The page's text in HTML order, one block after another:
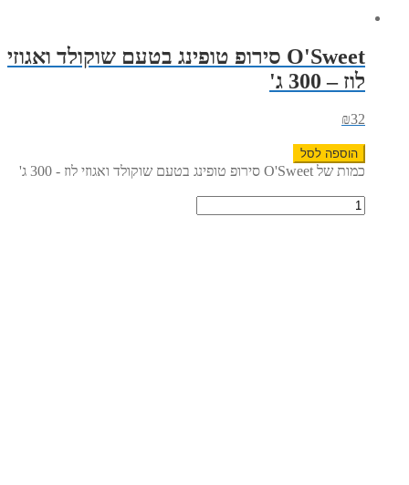
O'Sweet סירופ טופינג בטעם שוקולד ואגוזי
לוז – 300 ג'
₪32
הוספה לסל
כמות של O'Sweet סירופ טופינג בטעם שוקולד ואגוזי לוז - 300 ג'